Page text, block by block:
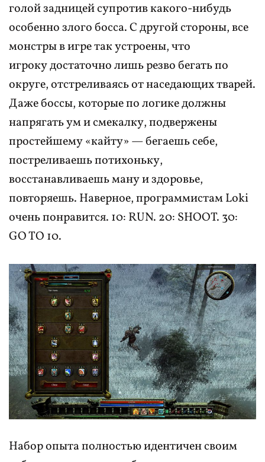
голой задницей супротив какого-нибудь
особенно злого босса. С другой стороны, все
монстры в игре так устроены, что
игроку достаточно лишь резво бегать по
округе, отстреливаясь от наседающих тварей.
Даже боссы, которые по логике должны
напрягать ум и смекалку, подвержены
простейшему «кайту» — бегаешь себе,
постреливаешь потихоньку,
восстанавливаешь ману и здоровье,
повторяешь. Наверное, программистам Loki
очень понравится. 10: RUN. 20: SHOOT. 30:
GO TO 10.
Набор опыта полностью идентичен своим